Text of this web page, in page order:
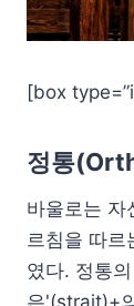
[box
정통
바울로는 자
르침을 따르
였다. 정통
은'(strait)+